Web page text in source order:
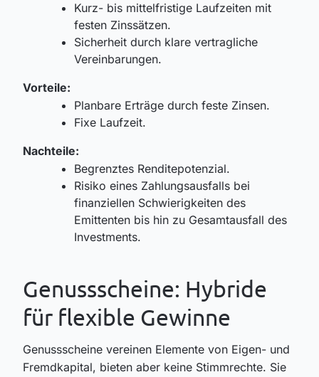
Kurz- bis mittelfristige Laufzeiten mit
festen Zinssätzen.
Sicherheit durch klare vertragliche
Vereinbarungen.
Vorteile:
Planbare Erträge durch feste Zinsen.
Fixe Laufzeit.
Nachteile:
Begrenztes Renditepotenzial.
Risiko eines Zahlungsausfalls bei
finanziellen Schwierigkeiten des
Emittenten bis hin zu Gesamtausfall des
Investments.
Genussscheine: Hybride
für flexible Gewinne
Genussscheine vereinen Elemente von Eigen- und
Fremdkapital, bieten aber keine Stimmrechte. Sie